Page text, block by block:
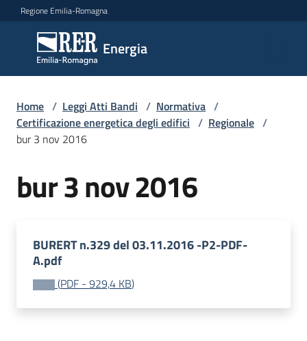
Vai al contenuto
Vai alla navigazione
Vai al footer
Regione Emilia-Romagna
Energia
Energia
Argomenti
Bandi
Home / Leggi Atti Bandi / Normativa /
Certificazione energetica degli edifici / Regionale /
bur 3 nov 2016
bur 3 nov 2016
BURERT n.329 del 03.11.2016 -P2-PDF-
A.pdf
(PDF - 929,4 KB)